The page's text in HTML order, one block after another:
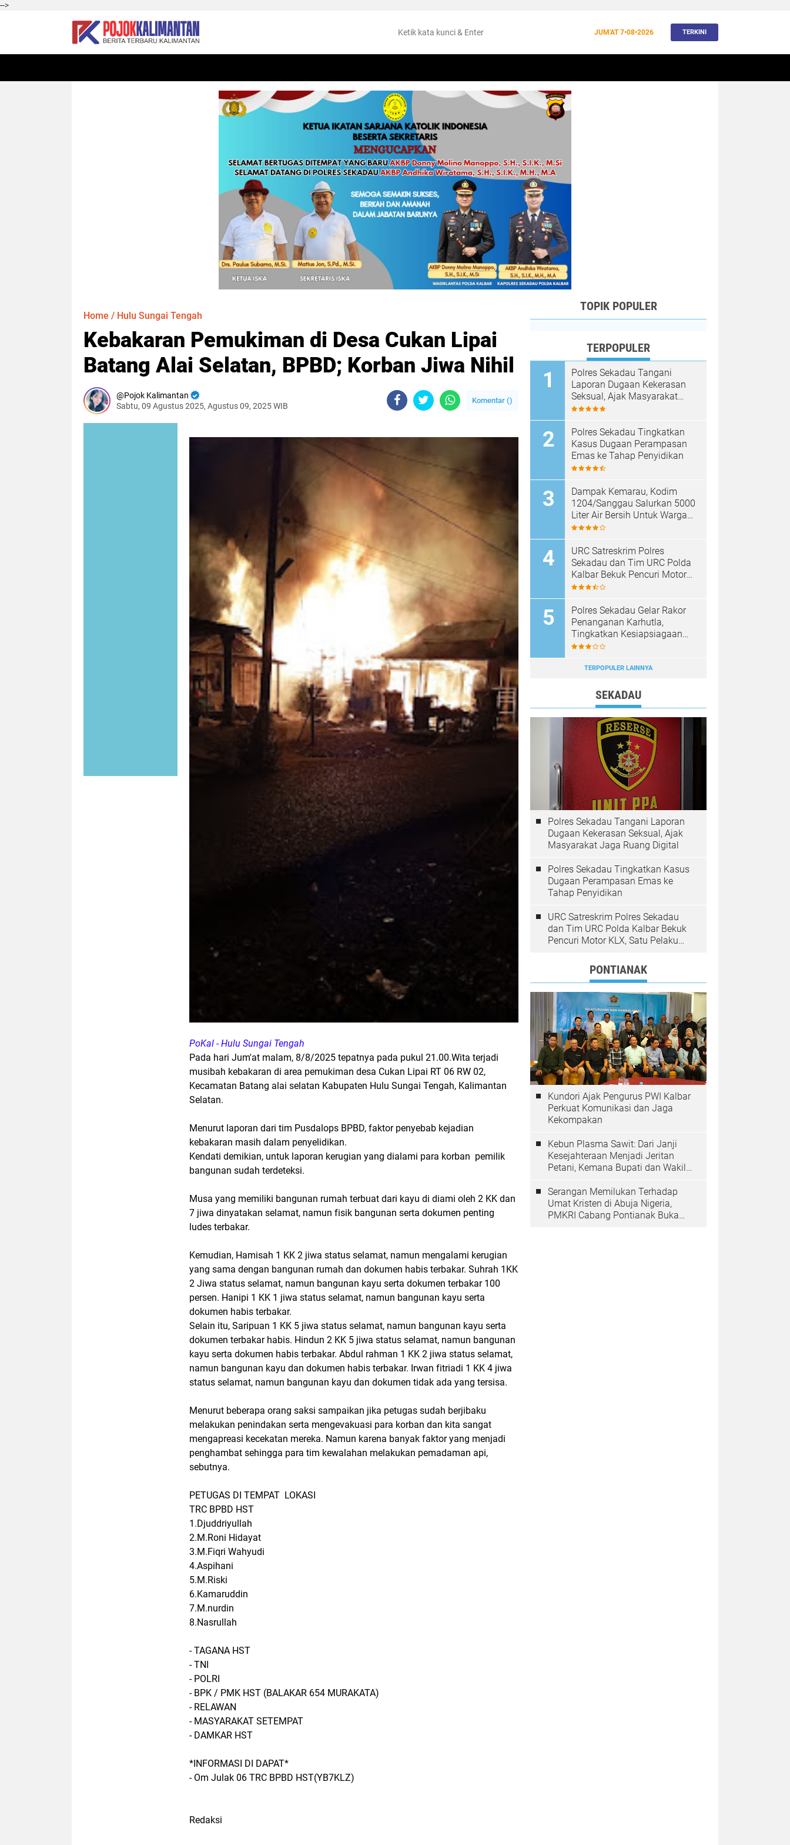
-->
JUM'AT7•08•2026 TERKINI
Home / Hulu Sungai Tengah
Kebakaran Pemukiman di Desa Cukan Lipai
Batang Alai Selatan, BPBD; Korban Jiwa Nihil
Pojok Kalimantan
Sabtu, 09 Agustus 2025, Agustus 09, 2025 WIB
Komentar ()
PoKal - Hulu Sungai Tengah
Pada hari Jum'at malam, 8/8/2025 tepatnya pada pukul 21.00.Wita terjadi
musibah kebakaran di area pemukiman desa Cukan Lipai RT 06 RW 02,
Kecamatan Batang alai selatan Kabupaten Hulu Sungai Tengah, Kalimantan
Selatan.
Menurut laporan dari tim Pusdalops BPBD, faktor penyebab kejadian
kebakaran masih dalam penyelidikan.
Kendati demikian, untuk laporan kerugian yang dialami para korban pemilik
bangunan sudah terdeteksi.
Musa yang memiliki bangunan rumah terbuat dari kayu di diami oleh 2 KK dan
7 jiwa dinyatakan selamat, namun fisik bangunan serta dokumen penting
ludes terbakar.
Kemudian, Hamisah 1 KK 2 jiwa status selamat, namun mengalami kerugian
yang sama dengan bangunan rumah dan dokumen habis terbakar. Suhrah 1KK
2 Jiwa status selamat, namun bangunan kayu serta dokumen terbakar 100
persen. Hanipi 1 KK 1 jiwa status selamat, namun bangunan kayu serta
dokumen habis terbakar.
Selain itu, Saripuan 1 KK 5 jiwa status selamat, namun bangunan kayu serta
dokumen terbakar habis. Hindun 2 KK 5 jiwa status selamat, namun bangunan
kayu serta dokumen habis terbakar. Abdul rahman 1 KK 2 jiwa status selamat,
namun bangunan kayu dan dokumen habis terbakar. Irwan fitriadi 1 KK 4 jiwa
status selamat, namun bangunan kayu dan dokumen tidak ada yang tersisa.
Menurut beberapa orang saksi sampaikan jika petugas sudah berjibaku
melakukan penindakan serta mengevakuasi para korban dan kita sangat
mengapreasi kecekatan mereka. Namun karena banyak faktor yang menjadi
penghambat sehingga para tim kewalahan melakukan pemadaman api,
sebutnya.
PETUGAS DI TEMPAT LOKASI
TRC BPBD HST
1.Djuddriyullah
2.M.Roni Hidayat
3.M.Fiqri Wahyudi
4.Aspihani
5.M.Riski
6.Kamaruddin
7.M.nurdin
8.Nasrullah
- TAGANA HST
- TNI
- POLRI
- BPK / PMK HST (BALAKAR 654 MURAKATA)
- RELAWAN
- MASYARAKAT SETEMPAT
- DAMKAR HST
*INFORMASI DI DAPAT*
- Om Julak 06 TRC BPBD HST(YB7KLZ)
Redaksi
TOPIK POPULER
TERPOPULER
Polres Sekadau Tangani
Laporan Dugaan Kekerasan
Seksual, Ajak Masyarakat
Jaga Ruang Digital
Polres Sekadau Tingkatkan
Kasus Dugaan Perampasan
Emas ke Tahap Penyidikan
Dampak Kemarau, Kodim
1204/Sanggau Salurkan 5000
Liter Air Bersih Untuk Warga
Desa Entakai
URC Satreskrim Polres
Sekadau dan Tim URC Polda
Kalbar Bekuk Pencuri Motor
KLX, Satu Pelaku Masih
Polres Sekadau Gelar Rakor
Penanganan Karhutla,
Tingkatkan Kesiapsiagaan
Jajaran
TERPOPULER LAINNYA
SEKADAU
Polres Sekadau Tangani Laporan
Dugaan Kekerasan Seksual, Ajak
Masyarakat Jaga Ruang Digital
Polres Sekadau Tingkatkan Kasus
Dugaan Perampasan Emas ke
Tahap Penyidikan
URC Satreskrim Polres Sekadau
dan Tim URC Polda Kalbar Bekuk
Pencuri Motor KLX, Satu Pelaku
PONTIANAK
Kundori Ajak Pengurus PWI Kalbar
Perkuat Komunikasi dan Jaga
Kekompakan
Kebun Plasma Sawit: Dari Janji
Kesejahteraan Menjadi Jeritan
Petani, Kemana Bupati dan Wakil
Serangan Memilukan Terhadap
Umat Kristen di Abuja Nigeria,
PMKRI Cabang Pontianak Buka